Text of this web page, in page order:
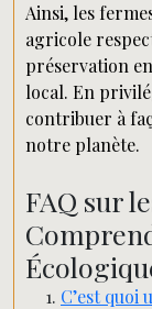
Ainsi, les
agricole
préservation
local. En
contribuer à
notre planète.
FAQ sur
C’est quoi